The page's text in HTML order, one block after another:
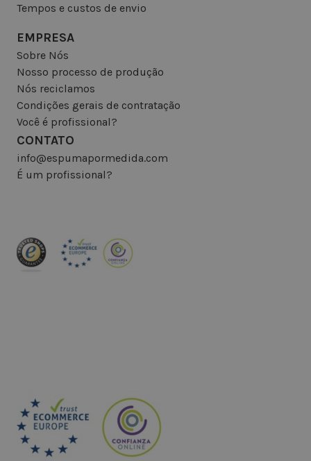
Tempos e custos de envio
EMPRESA
Sobre Nós
Nosso processo de produção
Nós reciclamos
Condições gerais de contratação
Você é profissional?
CONTATO
info@espumapormedida.com
É um profissional?